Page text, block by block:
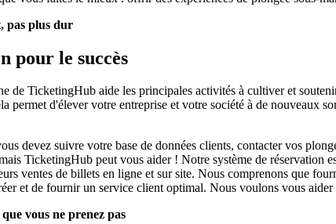
pas plus dur
pour le succès
de TicketingHub aide les principales activités à cultiver et
permet d'élever votre entreprise et votre société à de nouveaux
devez suivre votre base de données clients, contacter vos
TicketingHub peut vous aider ! Notre système de réservation
ventes de billets en ligne et sur site. Nous comprenons que
et de fournir un service client optimal. Nous voulons vous
vous ne prenez pas